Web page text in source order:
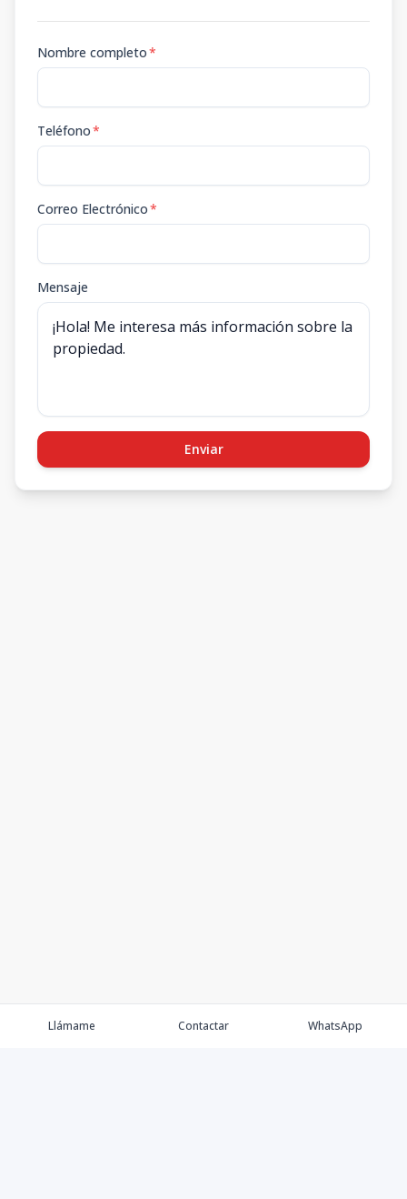
Nombre completo*
Teléfono*
Correo Electrónico*
Mensaje
Enviar
Llámame Contactar WhatsApp